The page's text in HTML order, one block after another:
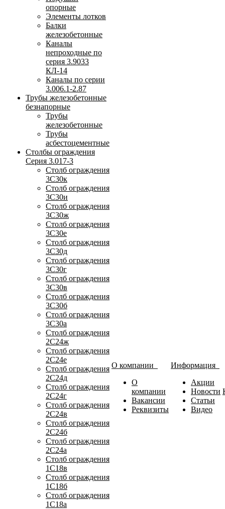
опорные
Элементы лотков
Балки
железобетонные
Каналы
непроходные по
серия 3.9033
КЛ-14
Каналы по серии
3.006.1-2.87
Трубы железобетонные
безнапорные
Трубы
железобетонные
Трубы
асбестоцементные
Столбы ограждения
Серия 3.017-3
Столб ограждения
3С30к
Столб ограждения
3С30и
Столб ограждения
3С30ж
Столб ограждения
3С30е
Столб ограждения
3С30д
Столб ограждения
3С30г
Столб ограждения
3С30в
Столб ограждения
3С30б
Столб ограждения
3С30а
Столб ограждения
2С24ж
Столб ограждения
2С24е
Столб ограждения
2С24д
Столб ограждения
2С24г
Столб ограждения
2С24в
Столб ограждения
2С24б
Столб ограждения
2С24а
Столб ограждения
1С18в
Столб ограждения
1С18б
Столб ограждения
1С18а
О компании
О
компании
Вакансии
Реквизиты
Информация
Акции
Новости
Статьи
Видео